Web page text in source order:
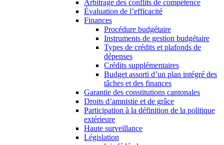
Arbitrage des conflits de compétence
Évaluation de l’efficacité
Finances
Procédure budgétaire
Instruments de gestion budgétaire
Types de crédits et plafonds de
dépenses
Crédits supplémentaires
Budget assorti d’un plan intégré des
tâches et des finances
Garantie des constitutions cantonales
Droits d’amnistie et de grâce
Participation à la définition de la politique
extérieure
Haute surveillance
Législation